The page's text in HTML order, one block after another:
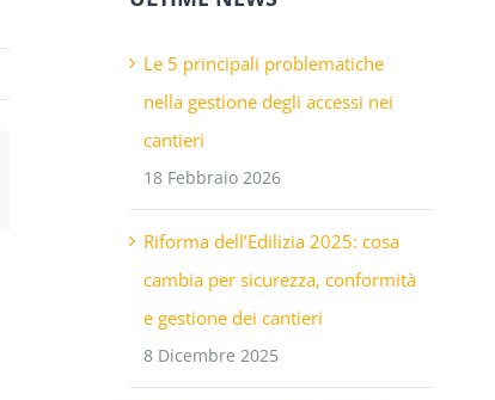
Le 5 principali problematiche
nella gestione degli accessi nei
cantieri
18 Febbraio 2026
Riforma dell’Edilizia 2025: cosa
cambia per sicurezza, conformità
e gestione dei cantieri
8 Dicembre 2025